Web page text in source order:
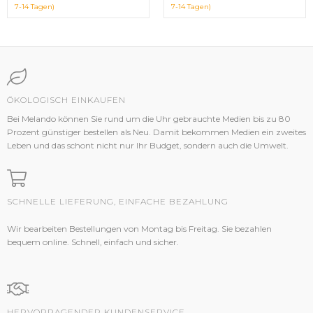
7-14 Tagen)
7-14 Tagen)
ÖKOLOGISCH EINKAUFEN
Bei Melando können Sie rund um die Uhr gebrauchte Medien bis zu 80
Prozent günstiger bestellen als Neu. Damit bekommen Medien ein zweites
Leben und das schont nicht nur Ihr Budget, sondern auch die Umwelt.
SCHNELLE LIEFERUNG, EINFACHE BEZAHLUNG
Wir bearbeiten Bestellungen von Montag bis Freitag. Sie bezahlen
bequem online. Schnell, einfach und sicher.